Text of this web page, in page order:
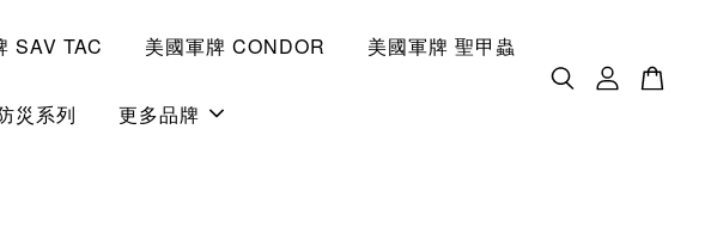
SAV TAC 美國軍牌 CONDOR 美國軍牌 聖甲蟲
災系列 更多品牌